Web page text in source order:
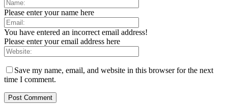
Please enter your name here
You have entered an incorrect email address!
Please enter your email address here
Save my name, email, and website in this browser for the next
time I comment.